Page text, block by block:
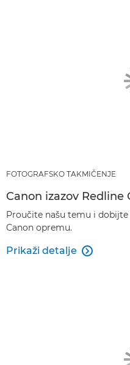
FOTOGRAFSKO TAKMIČENJE
Canon izazov Redline
Proučite našu temu i
Canon opremu.
Prikaži detalje 